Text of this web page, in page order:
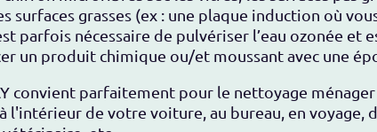
surfaces grasses (ex : une plaque induction où
parfois nécessaire de pulvériser l’eau ozonée et
un produit chimique ou/et moussant avec une
convient parfaitement pour le nettoyage ménager
l'intérieur de votre voiture, au bureau, en voyage,